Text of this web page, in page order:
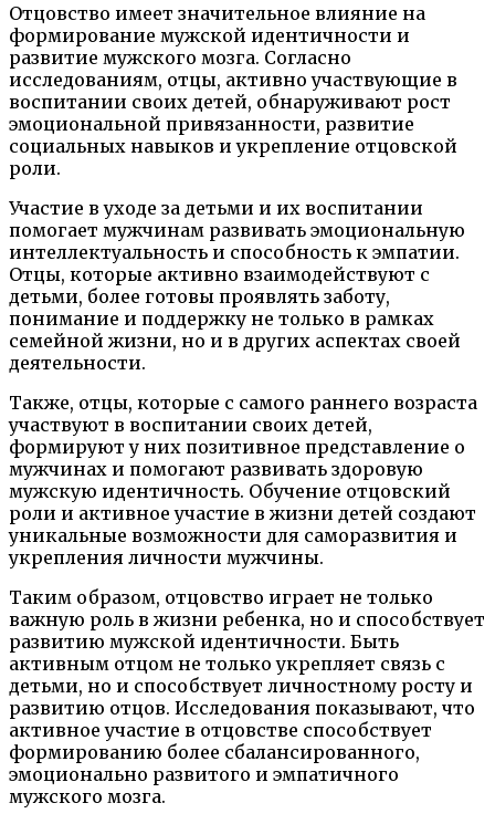
Отцовство имеет значительное влияние на
формирование мужской идентичности и
развитие мужского мозга. Согласно
исследованиям, отцы, активно участвующие в
воспитании своих детей, обнаруживают рост
эмоциональной привязанности, развитие
социальных навыков и укрепление отцовской
роли.
Участие в уходе за детьми и их воспитании
помогает мужчинам развивать эмоциональную
интеллектуальность и способность к эмпатии.
Отцы, которые активно взаимодействуют с
детьми, более готовы проявлять заботу,
понимание и поддержку не только в рамках
семейной жизни, но и в других аспектах своей
деятельности.
Также, отцы, которые с самого раннего возраста
участвуют в воспитании своих детей,
формируют у них позитивное представление о
мужчинах и помогают развивать здоровую
мужскую идентичность. Обучение отцовский
роли и активное участие в жизни детей создают
уникальные возможности для саморазвития и
укрепления личности мужчины.
Таким образом, отцовство играет не только
важную роль в жизни ребенка, но и способствует
развитию мужской идентичности. Быть
активным отцом не только укрепляет связь с
детьми, но и способствует личностному росту и
развитию отцов. Исследования показывают, что
активное участие в отцовстве способствует
формированию более сбалансированного,
эмоционально развитого и эмпатичного
мужского мозга.